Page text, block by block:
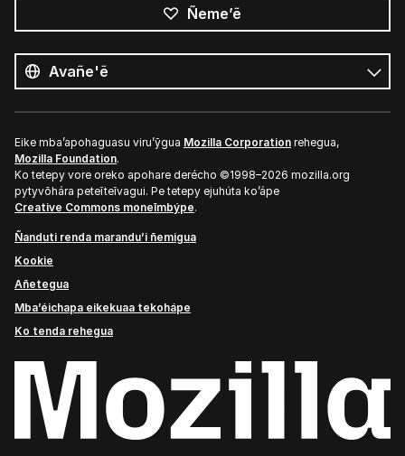
Ñeme’ẽ
ñe’ẽ
Ñe’ẽ
Eike mba’apohaguasu viru’ỹgua Mozilla Corporation rehegua,
Mozilla Foundation.
Ko tetepy vore oreko apohare derécho ©1998–2026 mozilla.org
pytyvõhára peteĩteĩvagui. Pe tetepy ejuhúta ko’ápe
Creative Commons moneĩmbýpe.
Ñanduti renda marandu’i ñemigua
Kookie
Añetegua
Mba’éichapa eikekuaa tekohápe
Ko tenda rehegua